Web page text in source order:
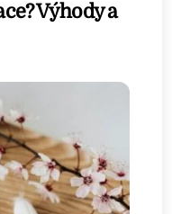
Výhody a